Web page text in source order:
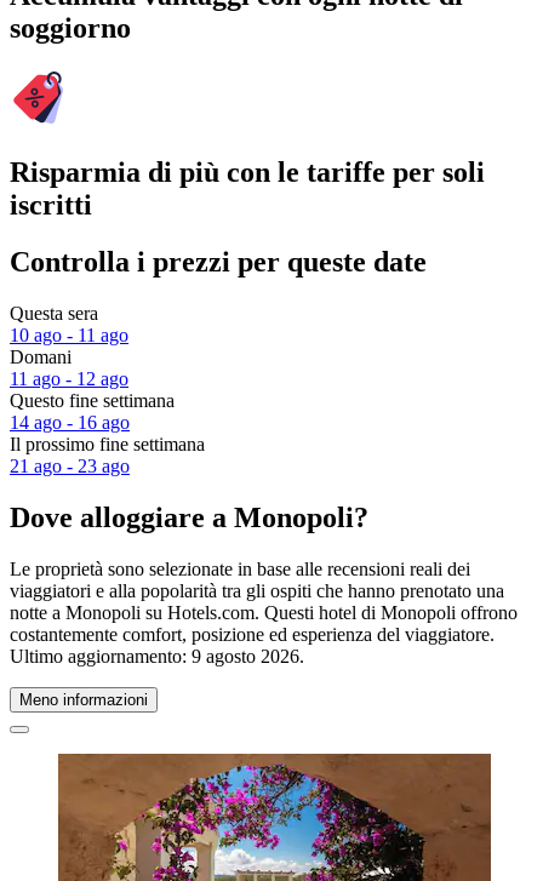
soggiorno
Risparmia di più con le tariffe per soli
iscritti
Controlla i prezzi per queste date
Questa sera
10 ago - 11 ago
Domani
11 ago - 12 ago
Questo fine settimana
14 ago - 16 ago
Il prossimo fine settimana
21 ago - 23 ago
Dove alloggiare a Monopoli?
Le proprietà sono selezionate in base alle recensioni reali dei
viaggiatori e alla popolarità tra gli ospiti che hanno prenotato una
notte a Monopoli su Hotels.com. Questi hotel di Monopoli offrono
costantemente comfort, posizione ed esperienza del viaggiatore.
Ultimo aggiornamento: 9 agosto 2026.
Meno informazioni